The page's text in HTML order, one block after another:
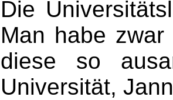
Die
Man habe
diese so
Universität,